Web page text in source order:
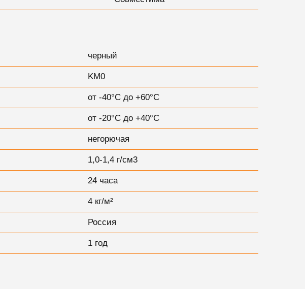
черный
KM0
от -40°С до +60°С
от -20°С до +40°С
негорючая
1,0-1,4 г/см3
24 часа
4 кг/м²
Россия
1 год